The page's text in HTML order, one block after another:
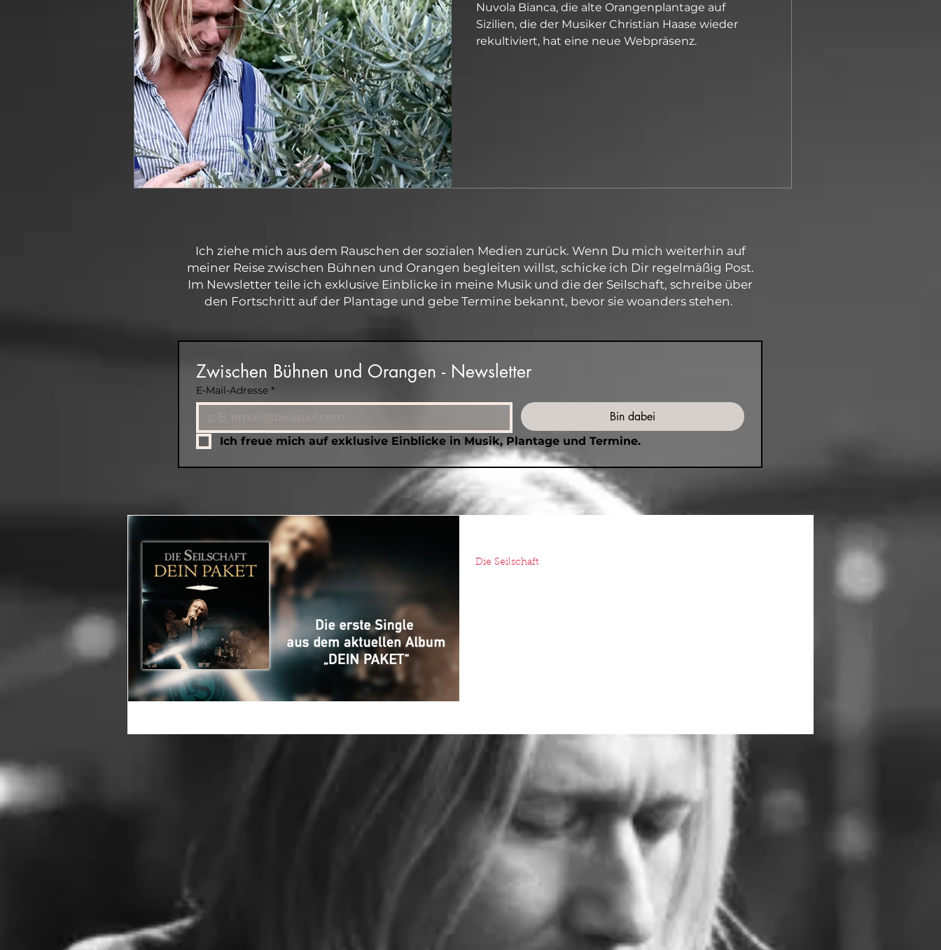
Nuvola Bianca, die alte Orangenplantage auf
Sizilien, die der Musiker Christian Haase wieder
rekultiviert, hat eine neue Webpräsenz.
Ich ziehe mich aus dem Rauschen der sozialen Medien zurück. Wenn Du mich weiterhin auf
meiner Reise zwischen Bühnen und Orangen begleiten willst, schicke ich Dir regelmäßig Post.
Im Newsletter teile ich exklusive Einblicke in meine Musik und die der Seilschaft, schreibe über
den Fortschritt auf der Plantage und gebe Termine bekannt, bevor sie woanders stehen.
Zwischen Bühnen und Orangen - Newsletter
E-Mail-Adresse *
Bin dabei
Ich freue mich auf exklusive Einblicke in Musik, Plantage und Termine.
Die Seilschaft